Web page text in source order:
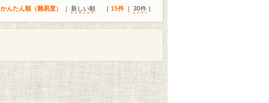
かんたん順（難易度） 新しい順 ［ 15件｜ 30件 ］